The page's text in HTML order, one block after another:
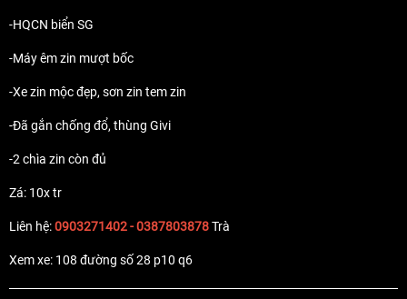
-HQCN biển SG
-Máy êm zin mượt bốc
-Xe zin mộc đẹp, sơn zin tem zin
-Đã gắn chống đổ, thùng Givi
-2 chìa zin còn đủ
Zá: 10x tr
Liên hệ:0903271402 - 0387803878Trà
Xem xe: 108 đường số 28 p10 q6